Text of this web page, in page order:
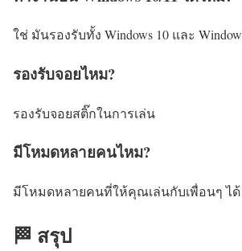
ใช่ มันรองรับทั้ง Windows 10 และ
รองรับจอยไหม?
รองรับจอยสติ๊กในการเล่น
มีโหมดหลายคนไหม?
มีโหมดหลายคนที่ให้คุณเล่นกับเพื่อนๆ ได้
🏁 สรุป